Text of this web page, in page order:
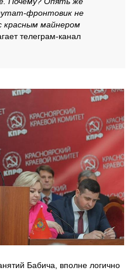
фронтовик не
красным майнером
телеграм-канал
Бабича, вполне логично